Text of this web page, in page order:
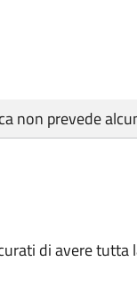
non prevede
di avere